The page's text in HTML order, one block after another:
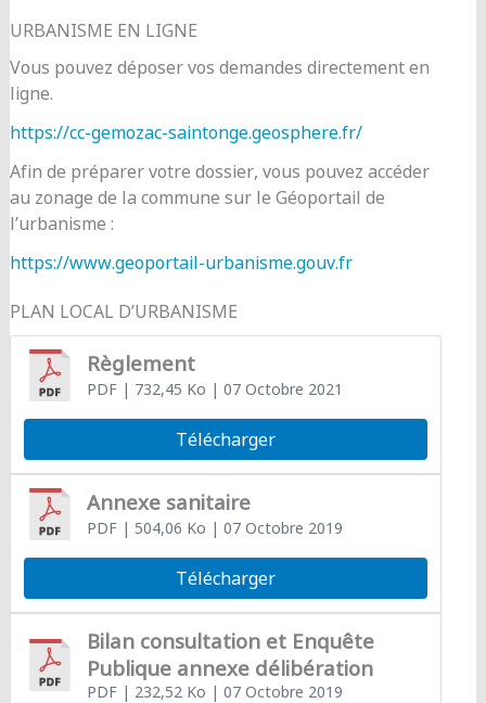
URBANISME EN LIGNE
Vous pouvez déposer vos demandes directement en
ligne.
https://cc-gemozac-saintonge.geosphere.fr/
Afin de préparer votre dossier, vous pouvez accéder
au zonage de la commune sur le Géoportail de
l’urbanisme :
https://www.geoportail-urbanisme.gouv.fr
PLAN LOCAL D’URBANISME
Règlement
PDF| 732,45 Ko | 07 Octobre 2021
Télécharger
Annexe sanitaire
PDF| 504,06 Ko | 07 Octobre 2019
Télécharger
Bilan consultation et Enquête
Publique annexe délibération
PDF| 232,52 Ko | 07 Octobre 2019